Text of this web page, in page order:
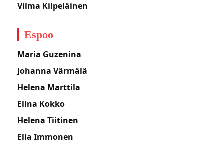
Vilma Kilpeläinen
Espoo
Maria Guzenina
Johanna Värmälä
Helena Marttila
Elina Kokko
Helena Tiitinen
Ella Immonen